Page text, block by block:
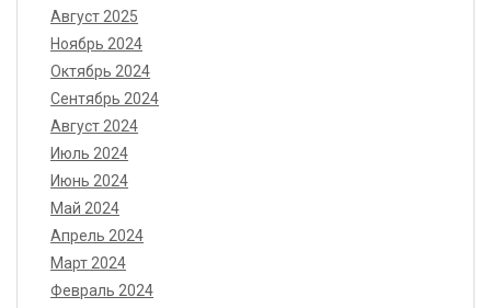
Август 2025
Ноябрь 2024
Октябрь 2024
Сентябрь 2024
Август 2024
Июль 2024
Июнь 2024
Май 2024
Апрель 2024
Март 2024
Февраль 2024